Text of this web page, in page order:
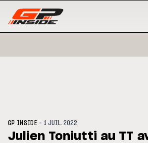
GP INSIDE - 1 JUIL. 2022
Julien Toniutti au TT